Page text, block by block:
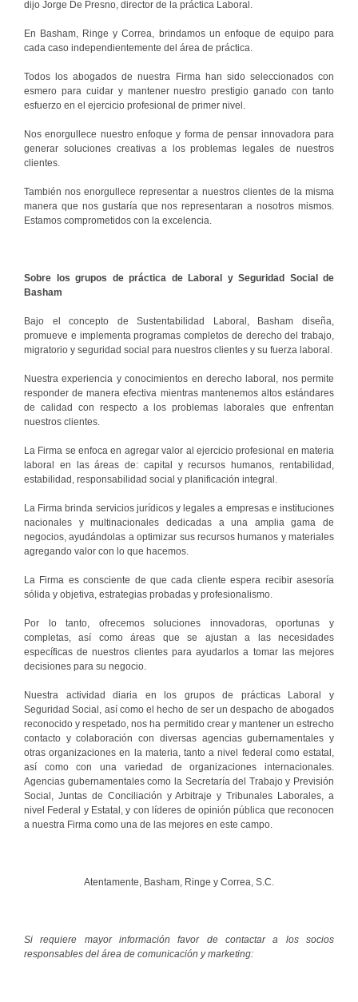
dijo Jorge De Presno, director de la práctica Laboral.
En Basham, Ringe y Correa, brindamos un enfoque de equipo para
cada caso independientemente del área de práctica.
Todos los abogados de nuestra Firma han sido seleccionados con
esmero para cuidar y mantener nuestro prestigio ganado con tanto
esfuerzo en el ejercicio profesional de primer nivel.
Nos enorgullece nuestro enfoque y forma de pensar innovadora para
generar soluciones creativas a los problemas legales de nuestros
clientes.
También nos enorgullece representar a nuestros clientes de la misma
manera que nos gustaría que nos representaran a nosotros mismos.
Estamos comprometidos con la excelencia.
Sobre los grupos de práctica de Laboral y Seguridad Social de
Basham
Bajo el concepto de Sustentabilidad Laboral, Basham diseña,
promueve e implementa programas completos de derecho del trabajo,
migratorio y seguridad social para nuestros clientes y su fuerza laboral.
Nuestra experiencia y conocimientos en derecho laboral, nos permite
responder de manera efectiva mientras mantenemos altos estándares
de calidad con respecto a los problemas laborales que enfrentan
nuestros clientes.
La Firma se enfoca en agregar valor al ejercicio profesional en materia
laboral en las áreas de: capital y recursos humanos, rentabilidad,
estabilidad, responsabilidad social y planificación integral.
La Firma brinda servicios jurídicos y legales a empresas e instituciones
nacionales y multinacionales dedicadas a una amplia gama de
negocios, ayudándolas a optimizar sus recursos humanos y materiales
agregando valor con lo que hacemos.
La Firma es consciente de que cada cliente espera recibir asesoría
sólida y objetiva, estrategias probadas y profesionalismo.
Por lo tanto, ofrecemos soluciones innovadoras, oportunas y
completas, así como áreas que se ajustan a las necesidades
específicas de nuestros clientes para ayudarlos a tomar las mejores
decisiones para su negocio.
Nuestra actividad diaria en los grupos de prácticas Laboral y
Seguridad Social, así como el hecho de ser un despacho de abogados
reconocido y respetado, nos ha permitido crear y mantener un estrecho
contacto y colaboración con diversas agencias gubernamentales y
otras organizaciones en la materia, tanto a nivel federal como estatal,
así como con una variedad de organizaciones internacionales.
Agencias gubernamentales como la Secretaría del Trabajo y Previsión
Social, Juntas de Conciliación y Arbitraje y Tribunales Laborales, a
nivel Federal y Estatal, y con líderes de opinión pública que reconocen
a nuestra Firma como una de las mejores en este campo.
Atentamente, Basham, Ringe y Correa, S.C.
Si requiere mayor información favor de contactar a los socios
responsables del área de comunicación y marketing: